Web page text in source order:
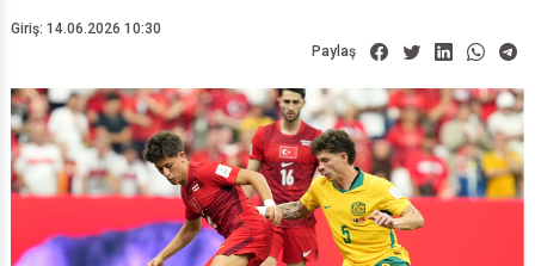
Giriş: 14.06.2026 10:30
Paylaş